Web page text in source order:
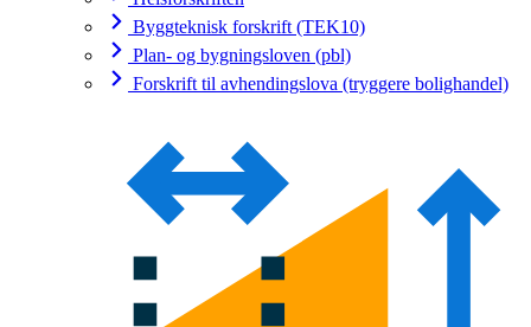
Byggteknisk forskrift (TEK10)
Plan- og bygningsloven (pbl)
Forskrift til avhendingslova (tryggere bolighandel)